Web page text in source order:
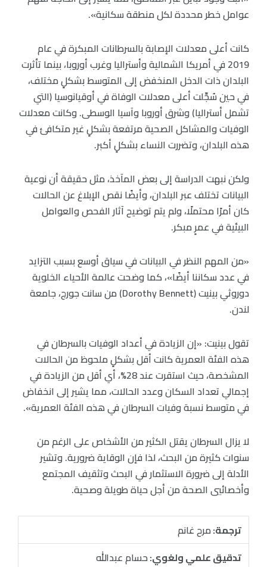
عوامل خطر محددة لكل منطقة سكانية».
كانت أعلى معدلات الإصابة بالسرطانات المبكرة في عام
2019 في أمريكا الشمالية وأستراليا وغرب أوروبا، بينما تأثرت
البلدان ذات الدخل المنخفض إلى المتوسط بشكلٍ مختلف،
في حين سُجِّلت أعلى معدلات الوفاة في أوقيانوسيا (التي
تشمل أستراليا) وشرق أوروبا وآسيا الوسطى. وكانت معدلات
الوفيات والمشاكل الصحية مرتفعة بشكلٍ غير متكافئ في
هذه البلدان، وتضررت النساء بشكلٍ أكبر.
ولكن نبهت الدراسة إلى بعض المآخذ، مثل حقيقة أن نوعية
البيانات تختلف عبر البلدان، وأيضًا نقص الإبلاغ عن الحالات
كان أمرًا محتملًا، ولم يتم توضيح آثار الفحص والعوامل
البيئية في عمرٍ مبكر.
«من المهم النظر في البيانات في سياق أوسع بسبب التزايد
في عدد سكاننا أيضًا»، كما وضحت عالمة الأحياء الخلوية
دوروثي بينيت (Dorothy Bennett) من سانت جورج، جامعة
لندن.
تقول بينيت: «إن الزيادة في أعداد الوفيات بالسرطان في
هذه الفئة العمرية كانت أقل بشكلٍ ملحوظ من الحالات
المشخصة، حيث استقرت عند 28%، أي أقل من الزيادة في
إجمالي تعداد السكان وعدد الحالات، مما يشير إلى انخفاض
في متوسط نسبة وفيات السرطان في هذه الفئة العمرية».
لا يزال السرطان يقتل الكثير من الأشخاص على الرغم من
سنوات كثيرة من البحث، لذا فإن الوقاية ضرورية. وتشير
الأدلة إلى ضرورة الاستثمار في البحث وتثقيف المجتمع
وأخصائيي الصحة من أجل حياة طويلة وصحية.
ترجمة:مرح غانم
تدقيق علمي ولغوي:حسام عبدالله